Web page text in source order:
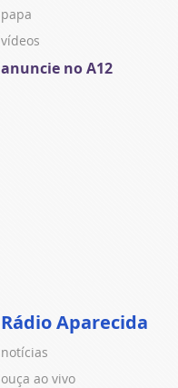
papa
vídeos
anuncie no A12
Rádio Aparecida
notícias
ouça ao vivo